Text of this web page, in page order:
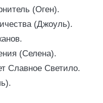
(Оген).
(Джоуль).
(Селена).
Славное Светило.